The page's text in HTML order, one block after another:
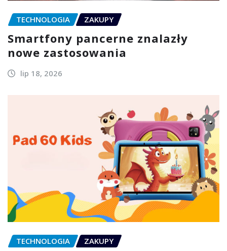
TECHNOLOGIA ZAKUPY
Smartfony pancerne znalazły
nowe zastosowania
lip 18, 2026
TECHNOLOGIA ZAKUPY